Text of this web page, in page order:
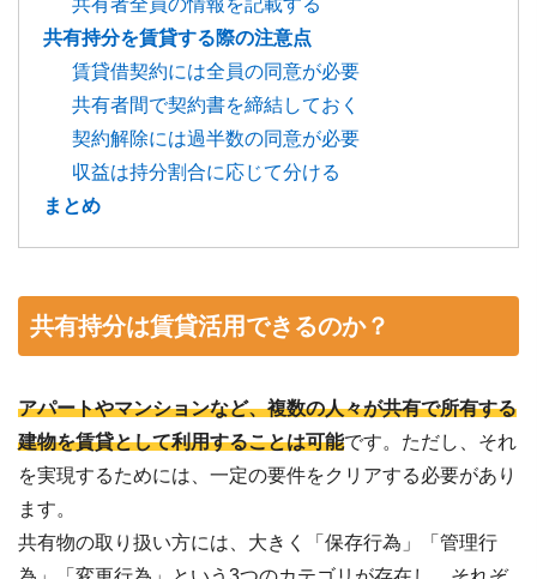
共有者全員の情報を記載する
共有持分を賃貸する際の注意点
賃貸借契約には全員の同意が必要
共有者間で契約書を締結しておく
契約解除には過半数の同意が必要
収益は持分割合に応じて分ける
まとめ
共有持分は賃貸活用できるのか？
アパートやマンションなど、複数の人々が共有で所有する
建物を賃貸として利用することは可能です。ただし、それ
を実現するためには、一定の要件をクリアする必要があり
ます。
共有物の取り扱い方には、大きく「保存行為」「管理行